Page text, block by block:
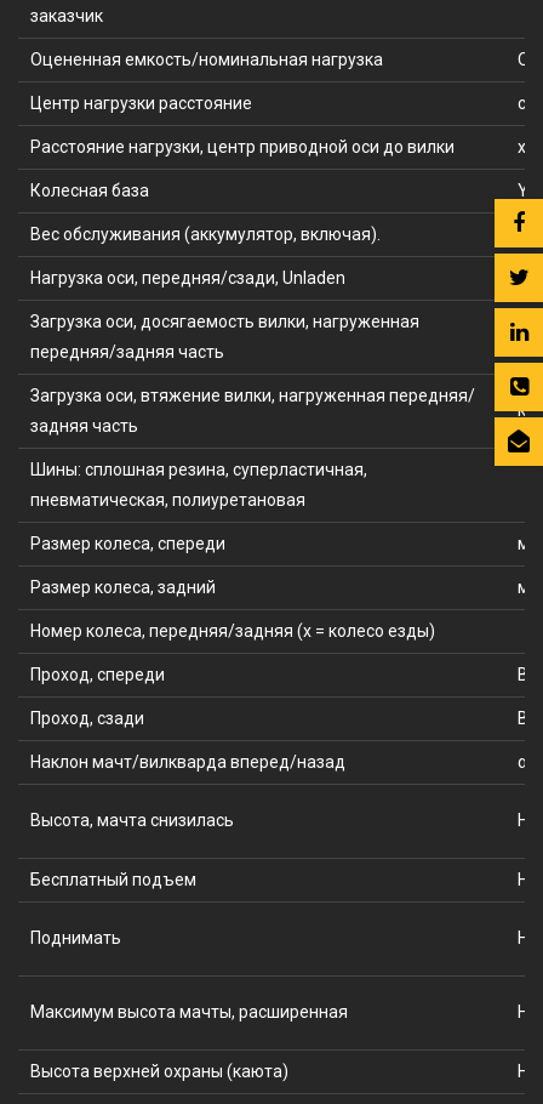
заказчик
Оцененная емкость/номинальная нагрузка Q
Центр нагрузки расстояние c
Расстояние нагрузки, центр приводной оси до вилки x
Колесная база Y
Вес обслуживания (аккумулятор, включая). кг
Нагрузка оси, передняя/сзади, Unladen кг
Загрузка оси, досягаемость вилки, нагруженная
передняя/задняя часть
кг
Загрузка оси, втяжение вилки, нагруженная передняя/
задняя часть
кг
Шины: сплошная резина, суперластичная,
пневматическая, полиуретановая
Размер колеса, спереди мм
Размер колеса, задний мм
Номер колеса, передняя/задняя (x = колесо езды)
Проход, спереди
Проход, сзади
Наклон мачт/вилкварда вперед/назад α/
Высота, мачта снизилась
Бесплатный подъем
Поднимать
Максимум высота мачты, расширенная
Высота верхней охраны (каюта)